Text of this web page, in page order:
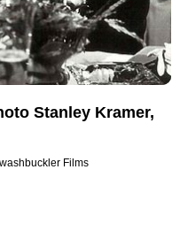
Stanley Kramer,
Films